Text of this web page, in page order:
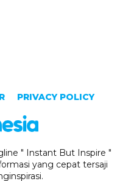
PRIVACY POLICY
" Instant But Inspire "
yang cepat tersaji